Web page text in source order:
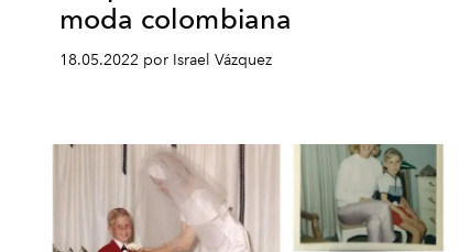
moda colombiana
18.05.2022 por Israel Vázquez